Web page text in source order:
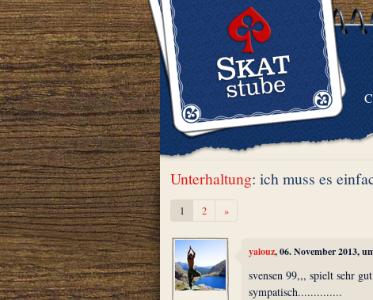
Unterhaltung: ich muss es
1 2 »Weiter
yalouz, 06. November 2013,
svensen 99,,, spielt sehr
sympatisch..............